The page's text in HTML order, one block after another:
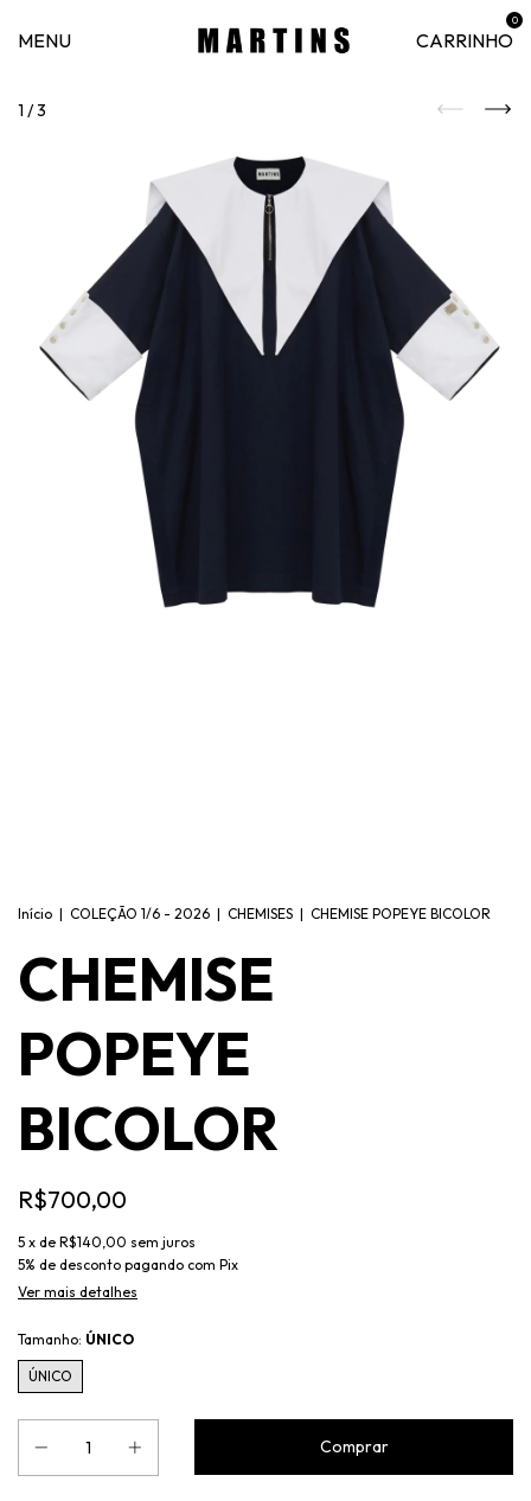
MENU CARRINHO
0
1 /3
Início | COLEÇÃO 1/6 - 2026 | CHEMISES | CHEMISE POPEYE BICOLOR
CHEMISE
POPEYE
BICOLOR
R$700,00
5 x de R$140,00 sem juros
5% de desconto pagando com Pix
Ver mais detalhes
Tamanho: ÚNICO
ÚNICO